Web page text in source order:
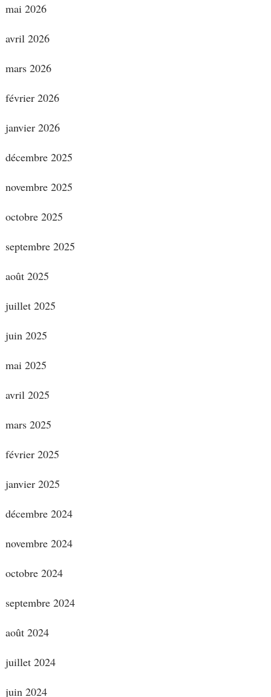
mai 2026
avril 2026
mars 2026
février 2026
janvier 2026
décembre 2025
novembre 2025
octobre 2025
septembre 2025
août 2025
juillet 2025
juin 2025
mai 2025
avril 2025
mars 2025
février 2025
janvier 2025
décembre 2024
novembre 2024
octobre 2024
septembre 2024
août 2024
juillet 2024
juin 2024